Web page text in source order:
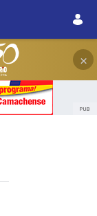
×
PUB